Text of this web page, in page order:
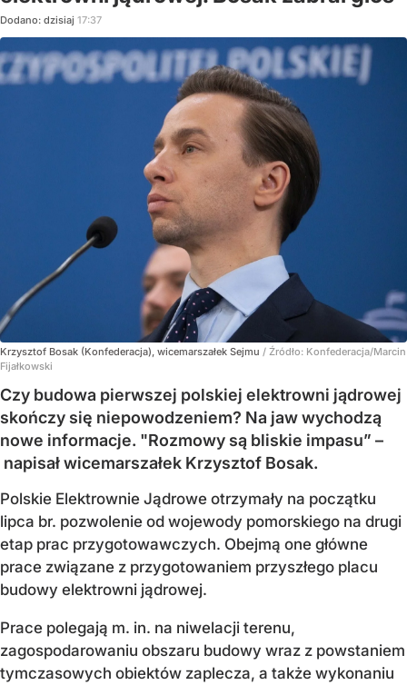
Dodano: dzisiaj 17:37
Krzysztof Bosak (Konfederacja), wicemarszałek Sejmu / Źródło: Konfederacja/Marcin
Fijałkowski
Czy budowa pierwszej polskiej elektrowni jądrowej
skończy się niepowodzeniem? Na jaw wychodzą
nowe informacje. "Rozmowy są bliskie impasu” –
napisał wicemarszałek Krzysztof Bosak.
Polskie Elektrownie Jądrowe otrzymały na początku
lipca br. pozwolenie od wojewody pomorskiego na drugi
etap prac przygotowawczych. Obejmą one główne
prace związane z przygotowaniem przyszłego placu
budowy elektrowni jądrowej.
Prace polegają m. in. na niwelacji terenu,
zagospodarowaniu obszaru budowy wraz z powstaniem
tymczasowych obiektów zaplecza, a także wykonaniu